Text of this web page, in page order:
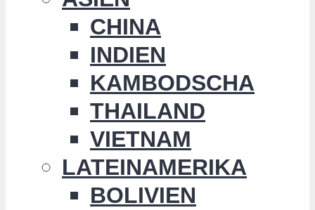
CHINA
INDIEN
KAMBODSCHA
THAILAND
VIETNAM
LATEINAMERIKA
BOLIVIEN